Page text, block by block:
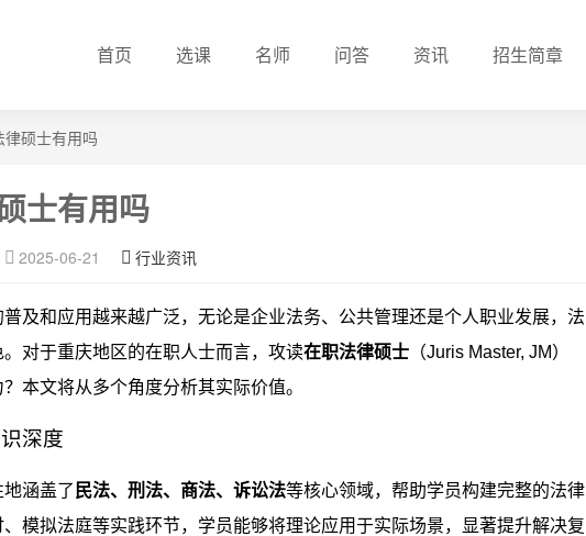
首页 选课 名师 问答 资讯 招生简章
硕士有用吗
士有用吗
2025-06-21 行业资讯
及和应用越来越广泛，无论是企业法务、公共管理还是个人职业发展，法
对于重庆地区的在职人士而言，攻读在职法律硕士 （Juris Master, JM）
本文将从多个角度分析其实际价值。
深度
涵盖了 民法、刑法、商法、诉讼法等核心领域，帮助学员构建完整的法律
模拟法庭等实践环节，学员能够将理论应用于实际场景，显著提升解决复